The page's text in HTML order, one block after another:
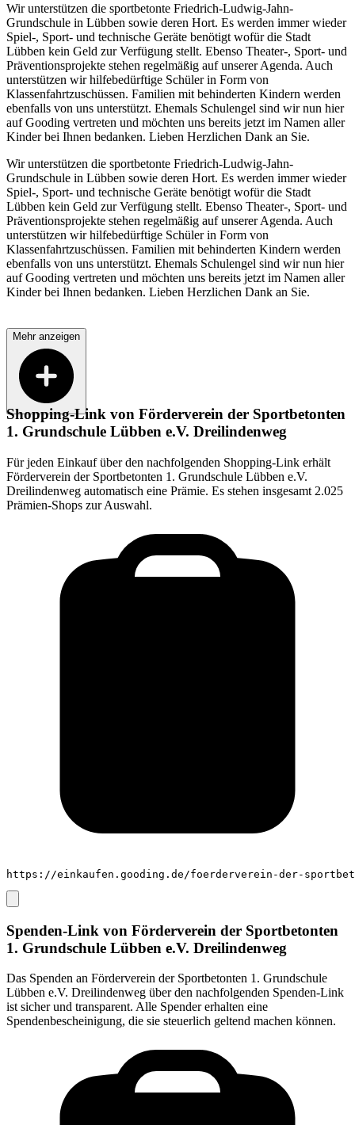
Wir unterstützen die sportbetonte Friedrich-Ludwig-Jahn-
Grundschule in Lübben sowie deren Hort. Es werden immer wieder
Spiel-, Sport- und technische Geräte benötigt wofür die Stadt
Lübben kein Geld zur Verfügung stellt. Ebenso Theater-, Sport- und
Präventionsprojekte stehen regelmäßig auf unserer Agenda. Auch
unterstützen wir hilfebedürftige Schüler in Form von
Klassenfahrtzuschüssen. Familien mit behinderten Kindern werden
ebenfalls von uns unterstützt. Ehemals Schulengel sind wir nun hier
auf Gooding vertreten und möchten uns bereits jetzt im Namen aller
Kinder bei Ihnen bedanken. Lieben Herzlichen Dank an Sie.
Wir unterstützen die sportbetonte Friedrich-Ludwig-Jahn-
Grundschule in Lübben sowie deren Hort. Es werden immer wieder
Spiel-, Sport- und technische Geräte benötigt wofür die Stadt
Lübben kein Geld zur Verfügung stellt. Ebenso Theater-, Sport- und
Präventionsprojekte stehen regelmäßig auf unserer Agenda. Auch
unterstützen wir hilfebedürftige Schüler in Form von
Klassenfahrtzuschüssen. Familien mit behinderten Kindern werden
ebenfalls von uns unterstützt. Ehemals Schulengel sind wir nun hier
auf Gooding vertreten und möchten uns bereits jetzt im Namen aller
Kinder bei Ihnen bedanken. Lieben Herzlichen Dank an Sie.
Mehr anzeigen
Shopping-Link von Förderverein der Sportbetonten
1. Grundschule Lübben e.V. Dreilindenweg
Für jeden Einkauf über den nachfolgenden Shopping-Link erhält
Förderverein der Sportbetonten 1. Grundschule Lübben e.V.
Dreilindenweg automatisch eine Prämie. Es stehen insgesamt 2.025
Prämien-Shops zur Auswahl.
https://einkaufen.gooding.de/foerderverein-der-
Spenden-Link von Förderverein der Sportbetonten
1. Grundschule Lübben e.V. Dreilindenweg
Das Spenden an Förderverein der Sportbetonten 1. Grundschule
Lübben e.V. Dreilindenweg über den nachfolgenden Spenden-Link
ist sicher und transparent. Alle Spender erhalten eine
Spendenbescheinigung, die sie steuerlich geltend machen können.